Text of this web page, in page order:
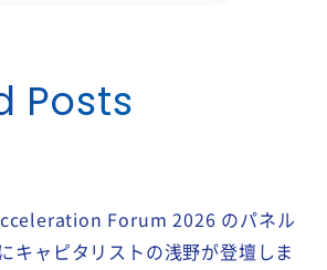
Posts
Forum 2026 のパネル
キャピタリストの浅野が登壇しま